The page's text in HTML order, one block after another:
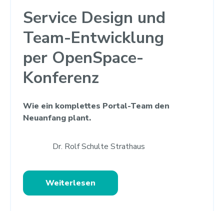
Service Design und
Team-Entwicklung
per OpenSpace-
Konferenz
Wie ein komplettes Portal-Team den
Neuanfang plant.
Dr. Rolf Schulte Strathaus
Weiterlesen